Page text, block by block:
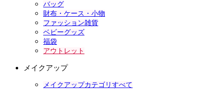
バッグ
財布・ケース・小物
ファッション雑貨
ベビーグッズ
福袋
アウトレット
メイクアップ
メイクアップカテゴリすべて